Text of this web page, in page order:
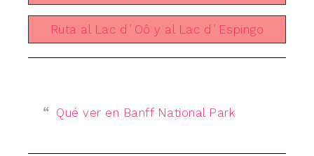
Ruta al Lac d´Oô y al Lac d´Espingo
Qué ver en Banff National Park